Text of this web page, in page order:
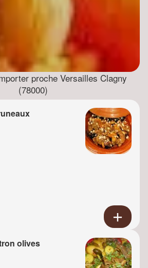
proche Versailles Clagny
(78000)
olives